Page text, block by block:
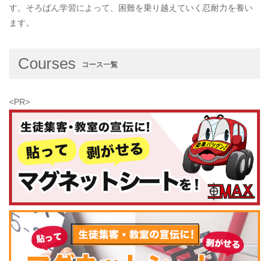
す。そろばん学習によって、困難を乗り越えていく忍耐力を養い
ます。
Courses コース一覧
<PR>